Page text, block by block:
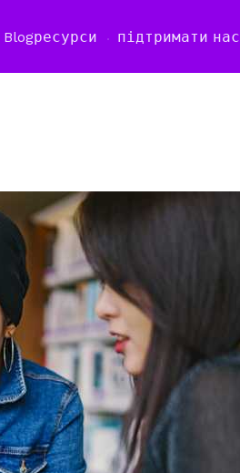
Blogресурси підтримати нас